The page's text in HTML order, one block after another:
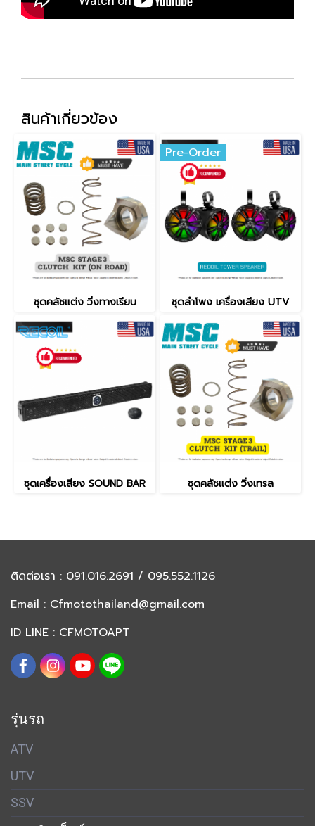
สินค้าเกี่ยวข้อง
ชุดคลัชแต่ง วิ่งทางเรียบ
Pre-Order
ชุดลำโพง เครื่องเสียง UTV
ชุดเครื่องเสียง SOUND BAR ชุดคลัชแต่ง วิ่งเทรล
ติดต่อเรา : 091.016.2691 / 095.552.1126
Email : Cfmotothailand@gmail.com
ID LINE : CFMOTOAPT
รุ่นรถ
ATV
UTV
SSV